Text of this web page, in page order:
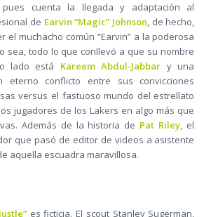
cuenta la llegada y adaptación al
de Earvin “Magic” Johnson, de hecho,
el muchacho común “Earvin” a la poderosa
o sea, todo lo que conllevó a que su nombre
lado está Kareem Abdul-Jabbar y una
eterno conflicto entre sus convicciones
versus el fastuoso mundo del estrellato
jugadores de los Lakers en algo más que
Además de la historia de Pat Riley, el
que pasó de editor de videos a asistente
aquella escuadra maravillosa.
es ficticia. El scout Stanley Sugerman,